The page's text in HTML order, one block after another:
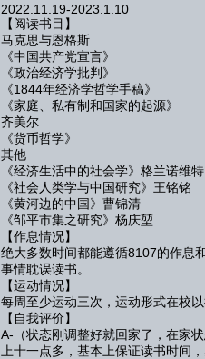
2022.11.19-2023.1.10
【阅读书目】
马克思与恩格斯
《中国共产党宣言》
《政治经济学批判》
《1844年经济学哲学手稿》
《家庭、私有制和国家的起源》
齐美尔
《货币哲学》
其他
《经济生活中的社会学》格兰诺维
《社会人类学与中国研究》王铭铭
《黄河边的中国》曹锦清
《邹平市集之研究》杨庆堃
【作息情况】
绝大多数时间都能遵循8107的作息
事情耽误读书。
【运动情况】
每周至少运动三次，运动形式在校
【自我评价】
A-（状态刚调整好就回家了，在家
上十一点多，基本上保证读书时间